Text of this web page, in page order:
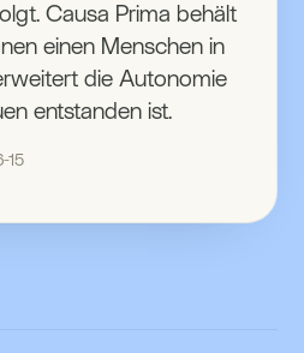
Causa Prima behält
einen Menschen in
die Autonomie
entstanden ist.
15